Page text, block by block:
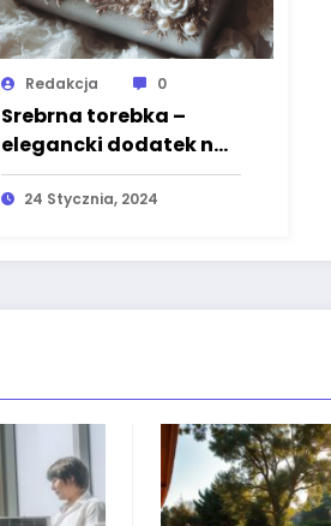
Redakcja 0
Srebrna torebka –
elegancki dodatek na
wesele
24 Stycznia, 2024